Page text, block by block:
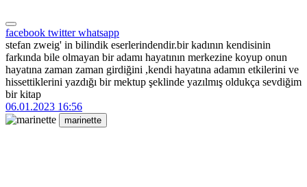
facebook twitterwhatsapp
stefan zweig' in bilindik eserlerindendir.bir kadının kendisinin
farkında bile olmayan bir adamı hayatının merkezine koyup onun
hayatına zaman zaman girdiğini ,kendi hayatına adamın etkilerini ve
hissettiklerini yazdığı bir mektup şeklinde yazılmış oldukça sevdiğim
bir kitap
06.01.2023 16:56
marinette